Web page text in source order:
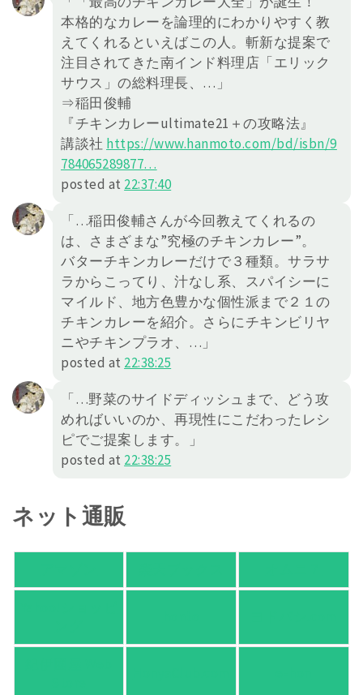
本格的なカレーを論理的にわかりやすく教
えてくれるといえばこの人。斬新な提案で
注目されてきた南インド料理店「エリック
サウス」の総料理長、…」
⇒稲田俊輔
『チキンカレーultimate21＋の攻略法』
講談社 https://www.hanmoto.com/bd/isbn/9
784065289877…
posted at 22:37:40
「…稲田俊輔さんが今回教えてくれるの
は、さまざまな”究極のチキンカレー”。
バターチキンカレーだけで３種類。サラサ
ラからこってり、汁なし系、スパイシーに
マイルド、地方色豊かな個性派まで２１の
チキンカレーを紹介。さらにチキンビリヤ
ニやチキンプラオ、…」
posted at 22:38:25
「…野菜のサイドディッシュまで、どう攻
めればいいのか、再現性にこだわったレシ
ピでご提案します。」
posted at 22:38:25
ネット通販